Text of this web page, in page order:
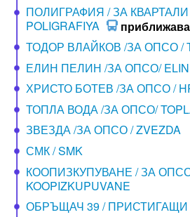
ПОЛИГРАФИЯ / ЗА КВАРТАЛИ
POLIGRAFIYA
приближава
ТОДОР ВЛАЙКОВ /ЗА ОПСО /
ЕЛИН ПЕЛИН /ЗА ОПСО/ ELIN
ХРИСТО БОТЕВ /ЗА ОПСО /
ТОПЛА ВОДА /ЗА ОПСО/
ЗВЕЗДА /ЗА ОПСО / ZVEZDA
СМК / SMK
КООПИЗКУПУВАНЕ / ЗА
KOOPIZKUPUVANE
ОБРЪЩАЧ 39 / ПРИСТИГАЩИ /